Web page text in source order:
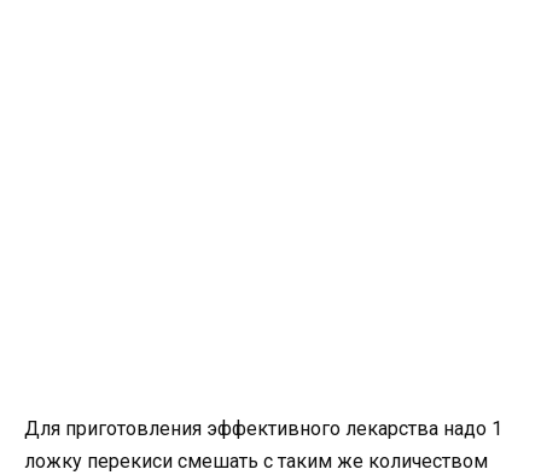
Для приготовления эффективного лекарства надо 1
ложку перекиси смешать с таким же количеством